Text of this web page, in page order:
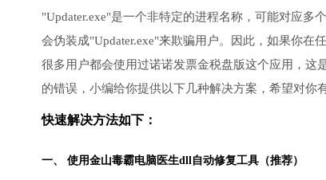
"Updater.exe"是一个非特定的进程名称，可能对应
会伪装成"Updater.exe"来欺骗用户。因此，如果你
很多用户都会使用过诺诺发票金税盘版这个应用，这
的错误，小编给你提供以下几种解决方案，希望对你
快速解决方法如下：
一、 使用金山毒霸电脑医生dll自动修复工具（推荐）